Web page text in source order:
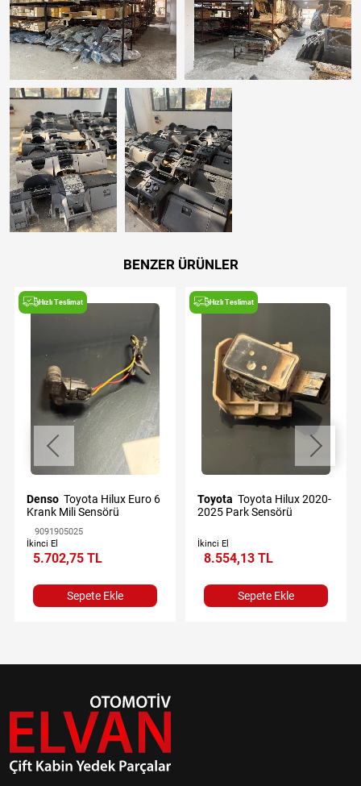
BENZER ÜRÜNLER
Hızlı Teslimat
Denso Toyota Hilux Euro 6
Krank Mili Sensörü
9091905025
İkinci El
5.702,75 TL
Sepete Ekle
Hızlı Teslimat
Toyota
2025 Park Sensörü
İkinci El
8.554,13 TL
Sepete Ekle